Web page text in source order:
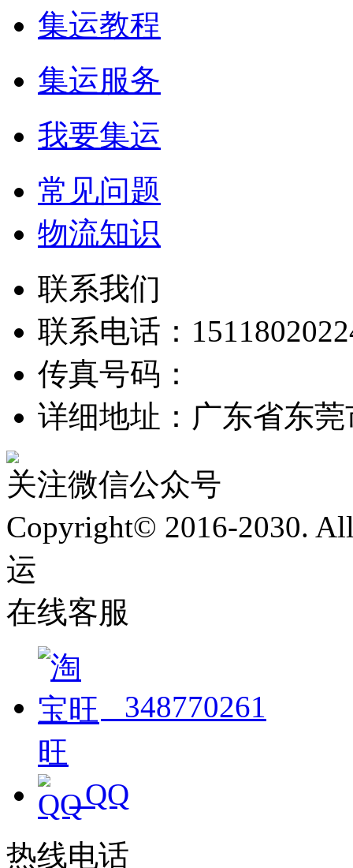
集运教程
集运服务
我要集运
常见问题
物流知识
联系我们
联系电话：
传真号码：
详细地址：广东省东
关注微信公众号
Copyright© 2016-2030.
运
在线客服
348770261
QQ
热线电话